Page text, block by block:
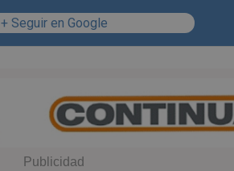
+ Seguir en Google